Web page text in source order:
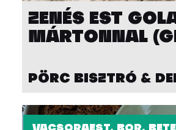
ZENÉS EST
MÁRTONNAL
PÖRC BISZTRÓ &